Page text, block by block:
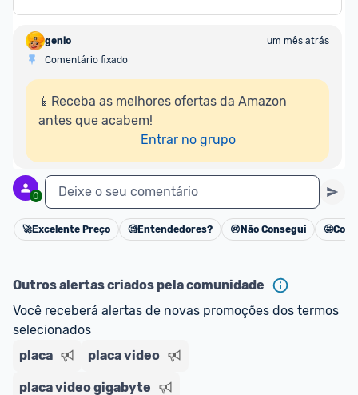
genio
um mês atrás
Comentário fixado
📱Receba as melhores ofertas da Amazon
antes que acabem!
Entrar no grupo
0 Deixe o seu comentário
Cancelar
🚀Excelente Preço 🧐Entendedores? 😢 Não Consegui 🤩
Outros alertas criados pela comunidade
Você receberá alertas de novas promoções dos termos
selecionados
placa
placa video
placa video gigabyte